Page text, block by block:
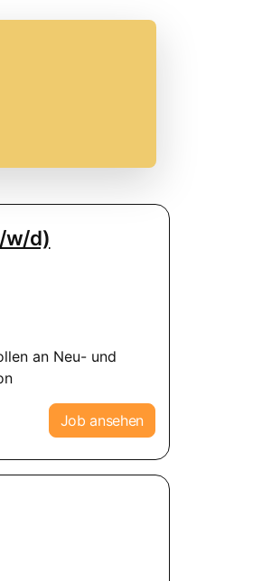
w/d)
an Neu- und
Job ansehen